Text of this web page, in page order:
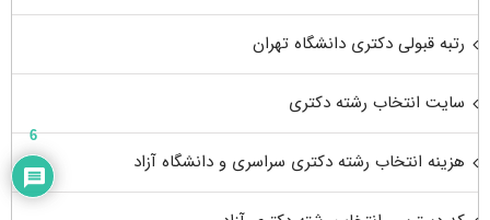
رتبه قبولی دکتری دانشگاه تهران
سایت انتخاب رشته دکتری
هزینه انتخاب رشته دکتری سراسری و دانشگاه آزاد
6